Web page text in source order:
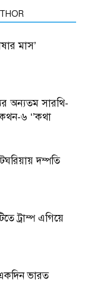
মাস’
অন্যতম সারথি-
৬ ‘’কথা
দম্পতি
ট্রাম্প এগিয়ে
একদিন ভারত